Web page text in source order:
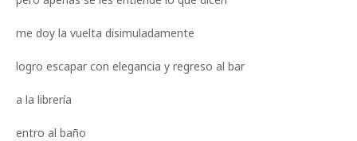
me doy la vuelta disimuladamente
logro escapar con elegancia y regreso al bar
a la librería
entro al baño